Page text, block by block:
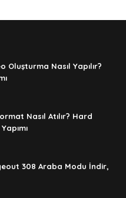
Oluşturma Nasıl Yapılır?
Nasıl Atılır? Hard
308 Araba Modu İndir,